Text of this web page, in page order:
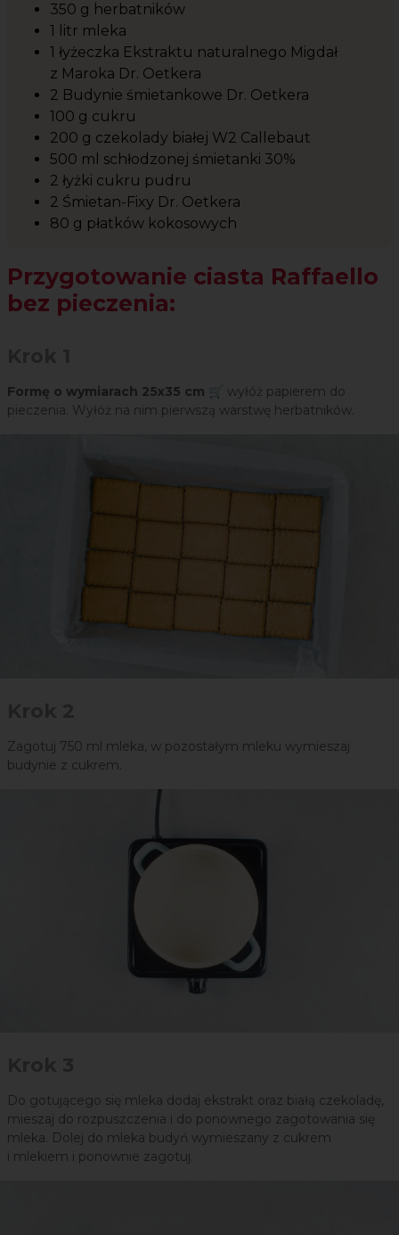
350 g herbatników
1 litr mleka
1 łyżeczka Ekstraktu naturalnego Migdał
z Maroka Dr. Oetkera
2 Budynie śmietankowe Dr. Oetkera
100 g cukru
200 g czekolady białej W2 Callebaut
500 ml schłodzonej śmietanki 30%
2 łyżki cukru pudru
2 Śmietan-Fixy Dr. Oetkera
80 g płatków kokosowych
Przygotowanie ciasta Raffaello
bez pieczenia:
Formę o wymiarach 25x35 cm 🛒 wyłóż papierem do
pieczenia. Wyłóż na nim pierwszą warstwę herbatników.
Zagotuj 750 ml mleka, w pozostałym mleku wymieszaj
budynie z cukrem.
Do gotującego się mleka dodaj ekstrakt oraz białą czekoladę,
mieszaj do rozpuszczenia i do ponownego zagotowania się
mleka. Dolej do mleka budyń wymieszany z cukrem
i mlekiem i ponownie zagotuj.